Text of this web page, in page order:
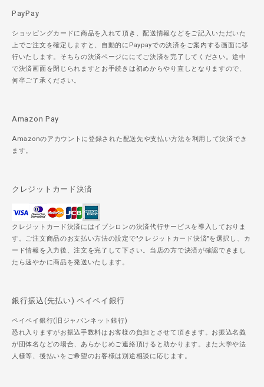
PayPay
ショッピングカードに商品を入れて頂き、配送情報などをご記入いただいた
上でご注文を確定しますと、自動的にPaypayでの決済をご案内する画面に移
行いたします。そちらの決済ページににてご決済を完了してください。途中
で決済画面を閉じられますとお手続きは初めからやり直しとなりますので、
何卒ご了承ください。
Amazon Pay
Amazonのアカウントに登録された配送先や支払い方法を利用して決済でき
ます。
クレジットカード決済
クレジットカード決済にはイプシロンの決済代行サービスを導入しておりま
す。ご注文商品のお支払い方法の設定で"クレジットカード決済"を選択し、カ
ード情報を入力後、注文を完了して下さい。当店の方で決済が確認できまし
たら速やかに商品を発送いたします。
銀行振込(先払い) ペイペイ銀行
ペイペイ銀行(旧ジャパンネット銀行)
恐れ入りますがお振込手数料はお客様の負担とさせて頂きます。お振込名義
が団体名などの場合、あらかじめご連絡頂けると助かります。また大学や法
人様等、後払いをご希望のお客様は別途相談に応じます。